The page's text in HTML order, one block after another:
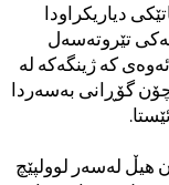
دیاریکراودا
تێروتەسەل
کە ژینگەکە لە
گۆڕانی بەسەردا
هیڵ لەسەر لوولپێچ